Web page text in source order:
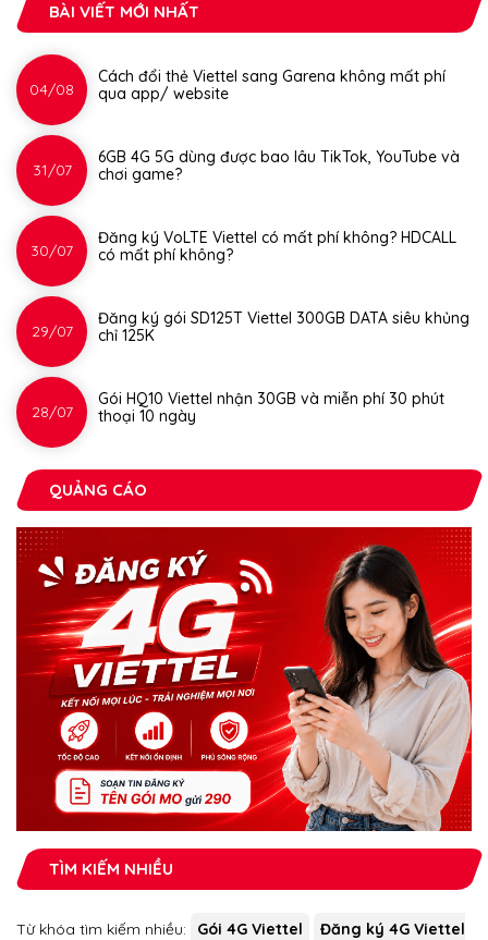
BÀI VIẾT MỚI NHẤT
04/08
Cách đổi thẻ Viettel sang Garena không mất phí
qua app/ website
31/07
6GB 4G 5G dùng được bao lâu TikTok, YouTube và
chơi game?
30/07
Đăng ký VoLTE Viettel có mất phí không? HDCALL
có mất phí không?
29/07
Đăng ký gói SD125T Viettel 300GB DATA siêu khủng
chỉ 125K
28/07
Gói HQ10 Viettel nhận 30GB và miễn phí 30 phút
thoại 10 ngày
QUẢNG CÁO
TÌM KIẾM NHIỀU
Từ khóa tìm kiếm nhiều: Gói 4G Viettel
Đăng ký 4G Viettel